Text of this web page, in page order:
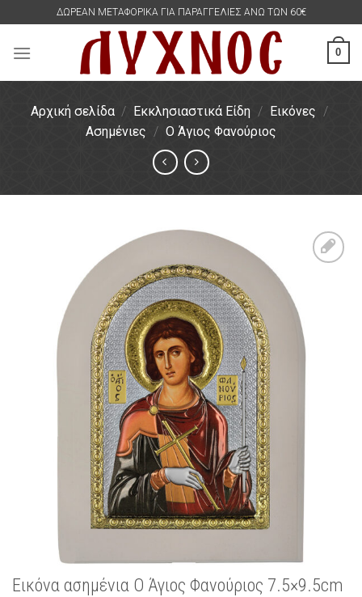
content
ΔΩΡΕΑΝ ΜΕΤΑΦΟΡΙΚΑ ΓΙΑ ΠΑΡΑΓΓΕΛΙΕΣ ΑΝΩ ΤΩΝ 60€
0
Αρχική σελίδα / Εκκλησιαστικά Είδη / Εικόνες /
Ασημένιες / Ο Άγιος Φανούριος
επιθυμιών
Εικόνα ασημένια Ο Άγιος Φανούριος 7.5×9.5cm